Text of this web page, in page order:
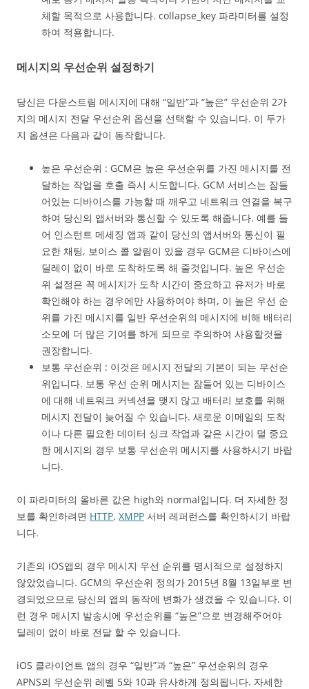
체할 목적으로 사용합니다. collapse_key 파라미터를 설정
하여 적용합니다.
메시지의 우선순위 설정하기
당신은 다운스트림 메시지에 대해 “일반”과 “높은” 우선순위 2가
지의 메시지 전달 우선순위 옵션을 선택할 수 있습니다. 이 두가
지 옵션은 다음과 같이 동작합니다.
높은 우선순위 : GCM은 높은 우선순위를 가진 메시지를 전
달하는 작업을 호출 즉시 시도합니다. GCM 서비스는 잠들
어있는 디바이스를 가능할 때 깨우고 네트워크 연결을 복구
하여 당신의 앱서버와 통신할 수 있도록 해줍니다. 예를 들
어 인스턴트 메세징 앱과 같이 당신의 앱서버와 통신이 필
요한 채팅, 보이스 콜 알림이 있을 경우 GCM은 디바이스에
딜레이 없이 바로 도착하도록 해 줄것입니다. 높은 우선순
위 설정은 꼭 메시지가 도착 시간이 중요하고 유저가 바로
확인해야 하는 경우에만 사용하여야 하며, 이 높은 우선 순
위를 가진 메시지를 일반 우선순위의 메시지에 비해 배터리
소모에 더 많은 기여를 하게 되므로 주의하여 사용할것을
권장합니다.
보통 우선순위 : 이것은 메시지 전달의 기본이 되는 우선순
위입니다. 보통 우선 순위 메시지는 잠들어 있는 디바이스
에 대해 네트워크 커넥션을 맺지 않고 배터리 보호를 위해
메시지 전달이 늦어질 수 있습니다. 새로운 이메일의 도착
이나 다른 필요한 데이터 싱크 작업과 같은 시간이 덜 중요
한 메시지의 경우 보통 우선순위 메시지를 사용하시기 바랍
니다.
이 파라미터의 올바른 값은 high와 normal입니다. 더 자세한 정
보를 확인하려면 HTTP, XMPP 서버 레퍼런스를 확인하시기 바랍
니다.
기존의 iOS앱의 경우 메시지 우선 순위를 명시적으로 설정하지
않았었습니다. GCM의 우선순위 정의가 2015년 8월 13일부로 변
경되었으므로 당신의 앱의 동작에 변화가 생겼을 수 있습니다. 이
런 경우 메시지 발송시에 우선순위를 “높은”으로 변경해주어야
딜레이 없이 바로 전달 할 수 있습니다.
iOS 클라이언트 앱의 경우 “일반”과 “높은” 우선순위의 경우
APNS의 우선순위 레벨 5와 10과 유사하게 정의됩니다. 자세한